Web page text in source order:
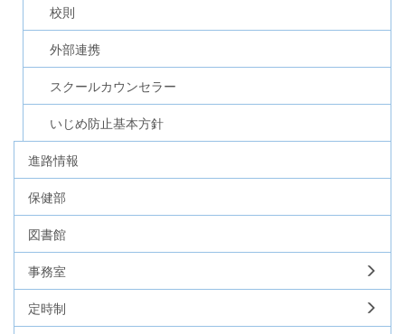
校則
外部連携
スクールカウンセラー
いじめ防止基本方針
進路情報
保健部
図書館
事務室
定時制